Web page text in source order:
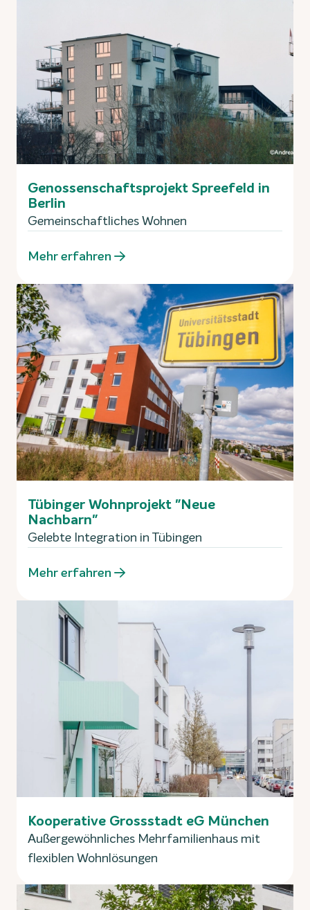
Genossenschaftsprojekt Spreefeld in
Berlin
Gemeinschaftliches Wohnen
Mehr erfahren
Tübinger Wohnprojekt "Neue
Nachbarn"
Gelebte Integration in Tübingen
Mehr erfahren
Kooperative Grossstadt eG München
Außergewöhnliches Mehrfamilienhaus mit
flexiblen Wohnlösungen